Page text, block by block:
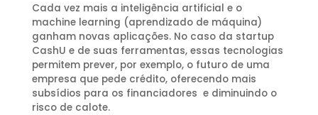
Cada vez mais a inteligência artificial e o
machine learning (aprendizado de máquina)
ganham novas aplicações. No caso da startup
CashU e de suas ferramentas, essas tecnologias
permitem prever, por exemplo, o futuro de uma
empresa que pede crédito, oferecendo mais
subsídios para os financiadores e diminuindo o
risco de calote.